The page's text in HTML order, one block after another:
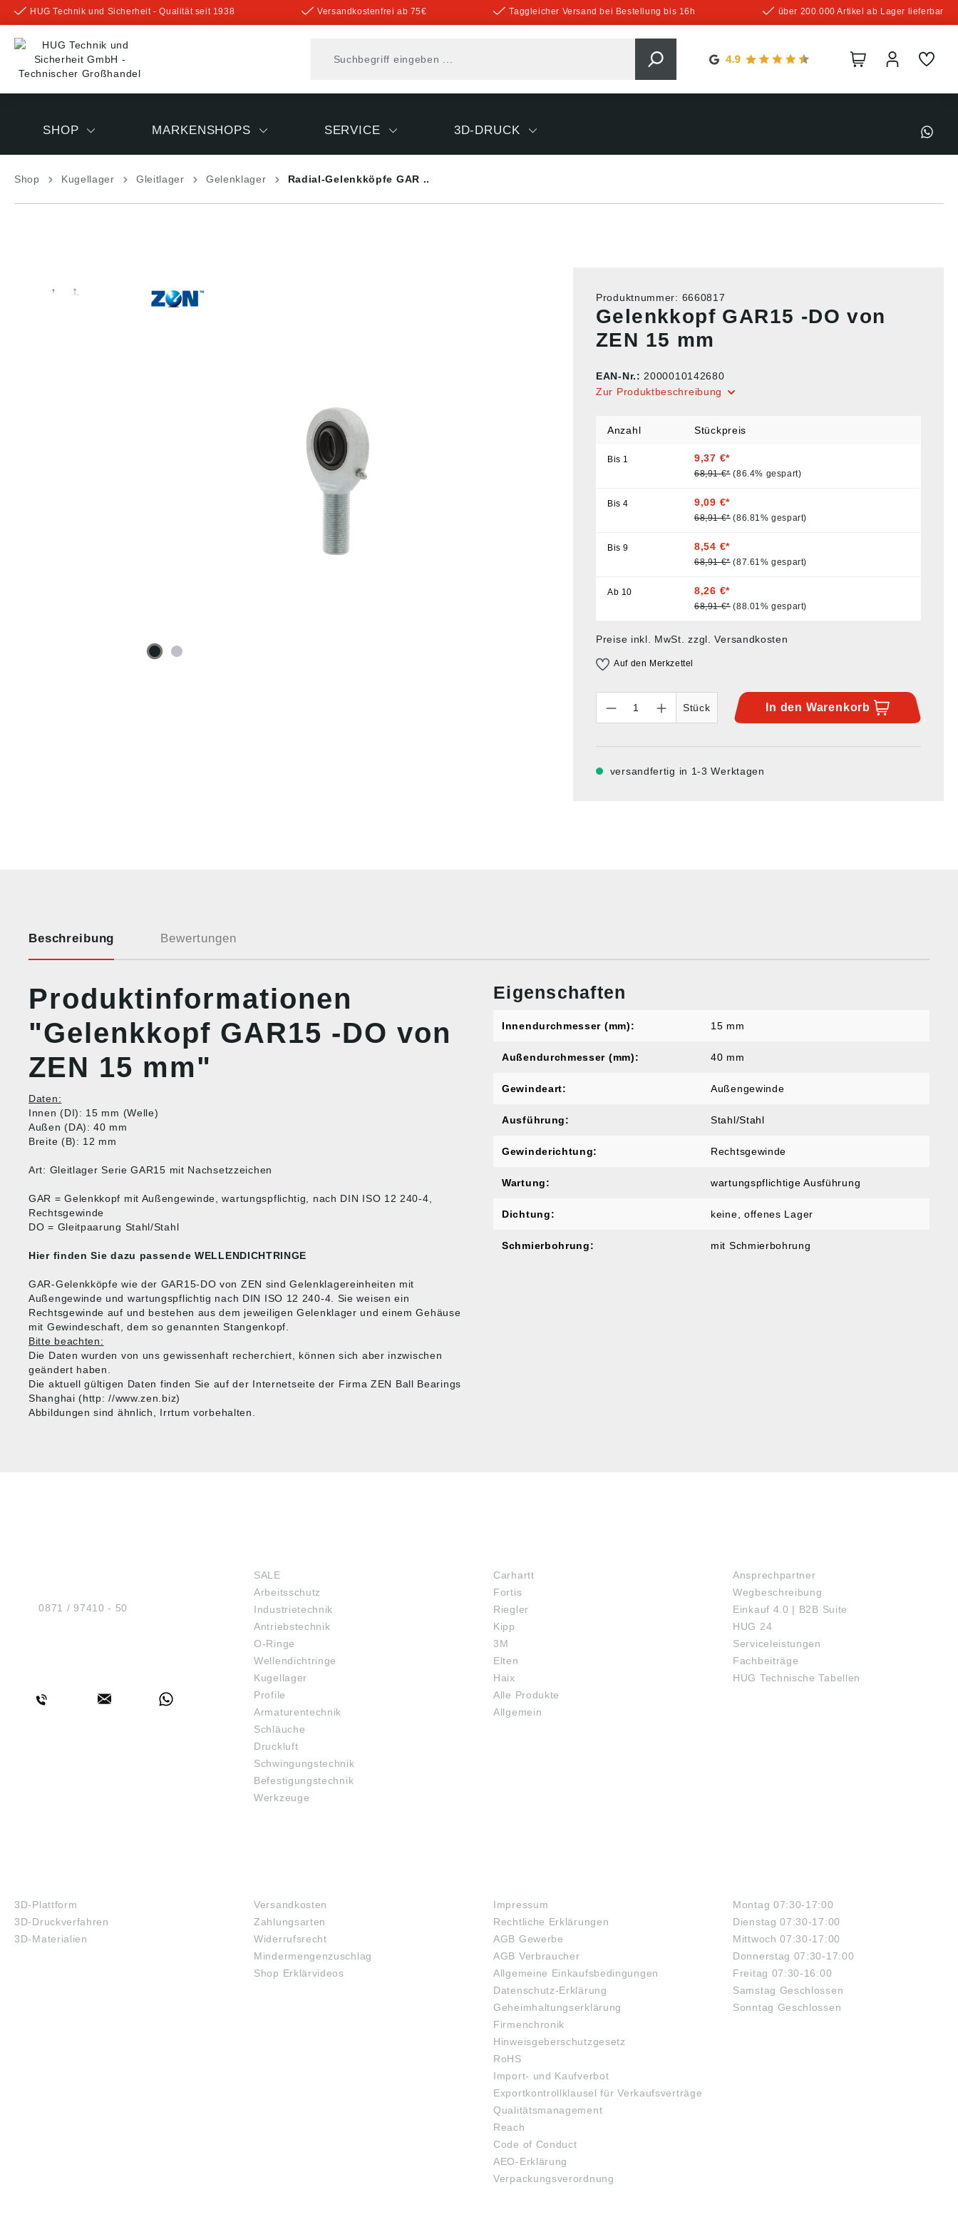
springen
HUG Technik und Sicherheit - Qualität seit 1938 Versandkostenfrei ab 75€ Taggleicher Versand bei Bestellung bis 16h über 200.000 Artikel ab Lager lieferbar
SHOP MARKENSHOPS SERVICE 3D-DRUCK
Shop Kugellager Gleitlager Gelenklager Radial-Gelenkköpfe GAR ..
Produktnummer: 6660817
Gelenkkopf GAR15 -DO von
ZEN 15 mm
EAN-Nr.:2000010142680
Zur Produktbeschreibung
Anzahl Stückpreis
Bis 1 9,37 €*
68,91 €* (86.4% gespart)
Bis4 9,09 €*
68,91 €* (86.81% gespart)
Bis9 8,54 €*
68,91 €* (87.61% gespart)
Ab 10 8,26 €*
68,91 €* (88.01% gespart)
Preise inkl. MwSt. zzgl. Versandkosten
Auf den Merkzettel
Stück
In den Warenkorb
versandfertig in 1-3 Werktagen
Beschreibung Bewertungen
Produktinformationen
"Gelenkkopf GAR15 -DO von
ZEN 15 mm"
Daten:
Innen (DI): 15 mm (Welle)
Außen (DA): 40 mm
Breite (B): 12 mm
Art: Gleitlager Serie GAR15 mit Nachsetzzeichen
GAR = Gelenkkopf mit Außengewinde, wartungspflichtig, nach DIN ISO 12 240-4,
Rechtsgewinde
DO = Gleitpaarung Stahl/Stahl
Hier finden Sie dazu passende WELLENDICHTRINGE
GAR-Gelenkköpfe wie der GAR15-DO von ZEN sind Gelenklagereinheiten mit
Außengewinde und wartungspflichtig nach DIN ISO 12 240-4. Sie weisen ein
Rechtsgewinde auf und bestehen aus dem jeweiligen Gelenklager und einem Gehäuse
mit Gewindeschaft, dem so genannten Stangenkopf.
Bitte beachten:
Die Daten wurden von uns gewissenhaft recherchiert, können sich aber inzwischen
geändert haben.
Die aktuell gültigen Daten finden Sie auf der Internetseite der Firma ZEN Ball Bearings
Shanghai (http: //www.zen.biz)
Abbildungen sind ähnlich, Irrtum vorbehalten.
Eigenschaften
Innendurchmesser (mm): 15 mm
Außendurchmesser (mm): 40 mm
Gewindeart: Außengewinde
Ausführung: Stahl/Stahl
Gewinderichtung: Rechtsgewinde
Wartung: wartungspflichtige Ausführung
Dichtung: keine, offenes Lager
Schmierbohrung: mit Schmierbohrung
Tel.:0871 / 97410 - 50
SALE
Arbeitsschutz
Industrietechnik
Antriebstechnik
O-Ringe
Wellendichtringe
Kugellager
Profile
Armaturentechnik
Schläuche
Druckluft
Schwingungstechnik
Befestigungstechnik
Werkzeuge
Carhartt
Fortis
Riegler
Kipp
3M
Elten
Haix
Alle Produkte
Allgemein
Ansprechpartner
Wegbeschreibung
Einkauf 4.0 | B2B Suite
HUG 24
Serviceleistungen
Fachbeiträge
HUG Technische Tabellen
3D-Plattform
3D-Druckverfahren
3D-Materialien
Versandkosten
Zahlungsarten
Widerrufsrecht
Mindermengenzuschlag
Shop Erklärvideos
Impressum
Rechtliche Erklärungen
AGB Gewerbe
AGB Verbraucher
Allgemeine Einkaufsbedingungen
Datenschutz-Erklärung
Geheimhaltungserklärung
Firmenchronik
Hinweisgeberschutzgesetz
RoHS
Import- und Kaufverbot
Exportkontrollklausel für Verkaufsverträge
Qualitätsmanagement
Reach
Code of Conduct
AEO-Erklärung
Verpackungsverordnung
Montag 07:30-17:00
Dienstag 07:30-17:00
Mittwoch 07:30-17:00
Donnerstag 07:30-17:00
Freitag 07:30-16:00
Samstag Geschlossen
Sonntag Geschlossen